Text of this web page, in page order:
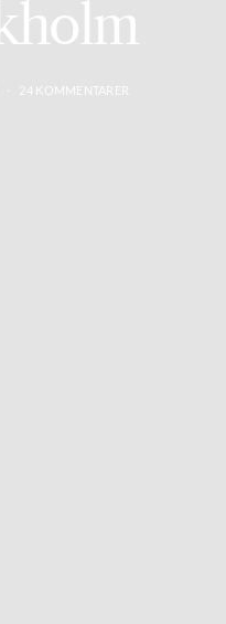
24 KOMMENTARER